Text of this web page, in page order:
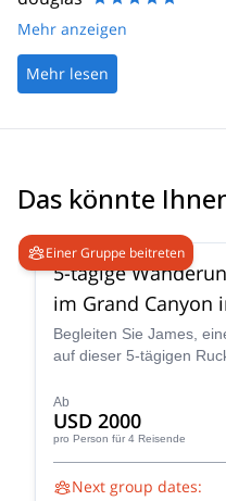
Mehr anzeigen
Mehr lesen
Das könnte
Einer Gruppe beitreten
5-tägige
im Grand Canyon
Begleiten Sie James,
auf dieser 5-tägigen
Hand erleben.
Ab
USD 2000
pro Person für 4 Reisende
Next group dates: